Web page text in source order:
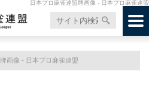
日本プロ麻雀連盟牌画像 - 日本プロ麻雀連盟
牌画像 - 日本プロ麻雀連盟